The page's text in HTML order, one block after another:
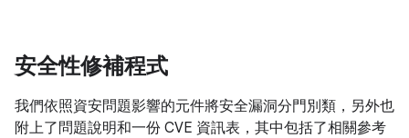
安全性修補程式
我們依照資安問題影響的元件將安全漏洞分門別類，另外也
附上了問題說明和一份 CVE 資訊表，其中包括了相關參考